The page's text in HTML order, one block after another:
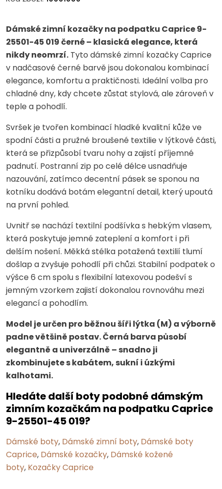
Dámské zimní kozačky na podpatku Caprice 9-
25501-45 019 černé – klasická elegance, která
nikdy neomrzí. Tyto dámské zimní kozačky Caprice
v nadčasové černé barvě jsou dokonalou kombinací
elegance, komfortu a praktičnosti. Ideální volba pro
chladné dny, kdy chcete zůstat stylová, ale zároveň v
teple a pohodlí.
Svršek je tvořen kombinací hladké kvalitní kůže ve
spodní části a pružné broušené textilie v lýtkové části,
která se přizpůsobí tvaru nohy a zajistí příjemné
padnutí. Postranní zip po celé délce usnadňuje
nazouvání, zatímco decentní pásek se sponou na
kotníku dodává botám elegantní detail, který upoutá
na první pohled.
Uvnitř se nachází textilní podšívka s hebkým vlasem,
která poskytuje jemné zateplení a komfort i při
delším nošení. Měkká stélka potažená textilií tlumí
došlap a zvyšuje pohodlí při chůzi. Stabilní podpatek o
výšce 6 cm spolu s flexibilní latexovou podešví s
jemným vzorkem zajistí dokonalou rovnováhu mezi
elegancí a pohodlím.
Model je určen pro běžnou šíři lýtka (M) a výborně
padne většině postav. Černá barva působí
elegantně a univerzálně – snadno ji
zkombinujete s kabátem, sukní i úzkými
kalhotami.
Hledáte další boty podobné dámským
zimním kozačkám na podpatku Caprice
9-25501-45 019?
Dámské boty, Dámské zimní boty, Dámské boty
Caprice, Dámské kozačky, Dámské kožené
boty, Kozačky Caprice